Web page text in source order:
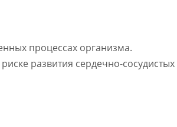
процессах организма.
развития сердечно-сосудистых